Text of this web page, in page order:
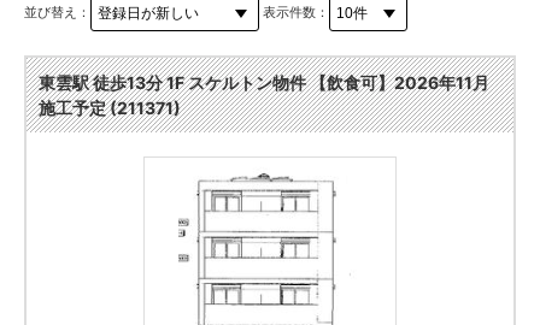
並び替え： 表示件数：
東雲駅 徒歩13分 1F スケルトン物件 【飲食可】2026年11月
施工予定 (211371)